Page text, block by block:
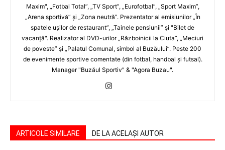
Maxim", „Fotbal Total”, „TV Sport”, „Eurofotbal”, „Sport Maxim”,
„Arena sportivă” şi „Zona neutră”. Prezentator al emisiunilor „În
spatele uşilor de restaurant”, „Tainele pensiunii” şi "Bilet de
vacanţă". Realizator al DVD-urilor „Războinicii la Ciuta”, „Meciuri
de poveste” şi „Palatul Comunal, simbol al Buzăului”. Peste 200
de evenimente sportive comentate (din fotbal, handbal şi futsal).
Manager "Buzăul Sportiv" & "Agora Buzau".
ARTICOLE SIMILARE DE LA ACELAȘI AUTOR